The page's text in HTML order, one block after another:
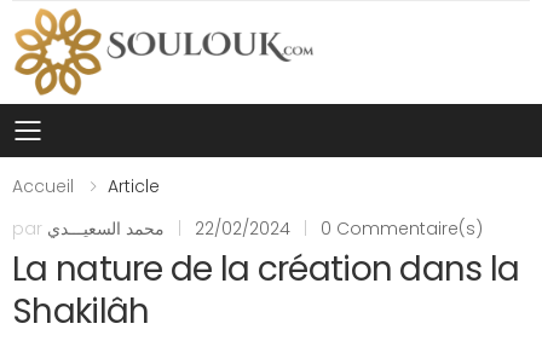
Toggle mobile menu
Accueil
Article
par محمد السعيـــدي 22/02/2024 0 Commentaire(s)
La nature de la création dans la
Shakilâh